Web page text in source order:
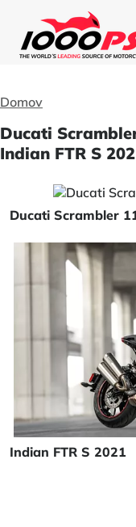
Domov
Ducati
Indian FTR S
Ducati Scrambler
Indian FTR S 2021